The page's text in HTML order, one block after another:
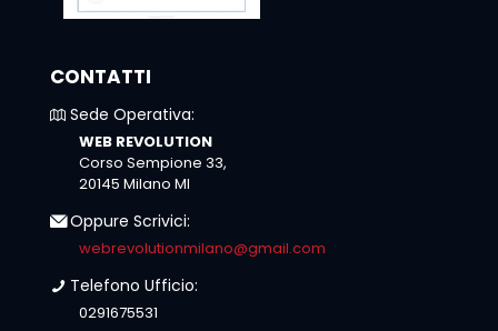
CONTATTI
Sede Operativa:
WEB REVOLUTION
Corso Sempione 33,
20145 Milano MI
Oppure Scrivici:
webrevolutionmilano@gmail.com
Telefono Ufficio:
0291675531